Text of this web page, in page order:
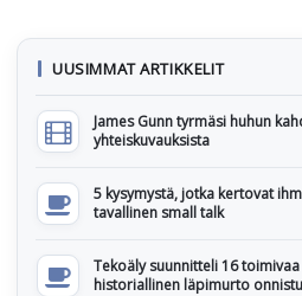
UUSIMMAT ARTIKKELIT
James Gunn tyrmäsi huhun
yhteiskuvauksista
5 kysymystä, jotka kertovat
tavallinen small talk
Tekoäly suunnitteli 16
historiallinen läpimurto